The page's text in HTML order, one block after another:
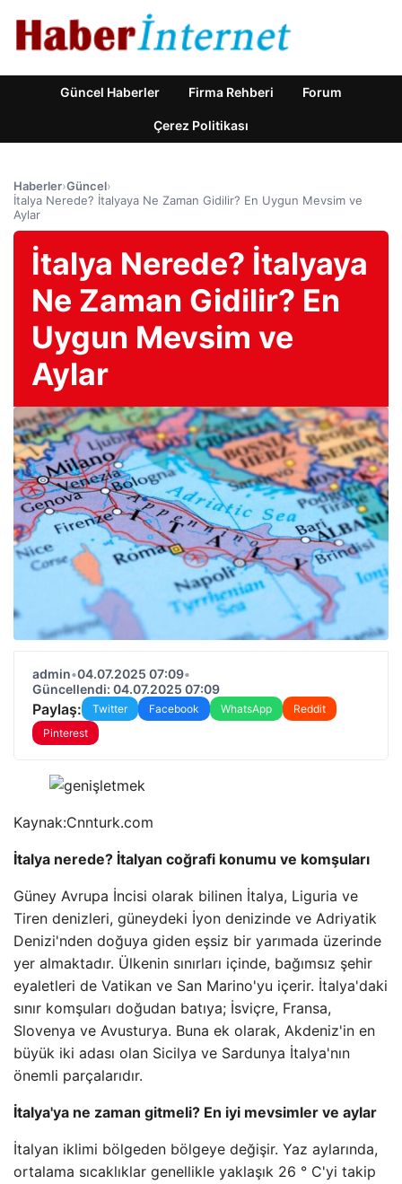
Güncel Haberler Firma Rehberi Forum
Çerez Politikası
Haberler›Güncel›
İtalya Nerede? İtalyaya Ne Zaman Gidilir? En Uygun Mevsim ve
Aylar
İtalya Nerede? İtalyaya
Ne Zaman Gidilir? En
Uygun Mevsim ve
Aylar
admin•04.07.2025 07:09•
Güncellendi: 04.07.2025 07:09
Paylaş: Twitter Facebook WhatsApp
Reddit
Pinterest
Kaynak:Cnnturk.com
İtalya nerede? İtalyan coğrafi konumu ve komşuları
Güney Avrupa İncisi olarak bilinen İtalya, Liguria ve
Tiren denizleri, güneydeki İyon denizinde ve Adriyatik
Denizi'nden doğuya giden eşsiz bir yarımada üzerinde
yer almaktadır. Ülkenin sınırları içinde, bağımsız şehir
eyaletleri de Vatikan ve San Marino'yu içerir. İtalya'daki
sınır komşuları doğudan batıya; İsviçre, Fransa,
Slovenya ve Avusturya. Buna ek olarak, Akdeniz'in en
büyük iki adası olan Sicilya ve Sardunya İtalya'nın
önemli parçalarıdır.
İtalya'ya ne zaman gitmeli? En iyi mevsimler ve aylar
İtalyan iklimi bölgeden bölgeye değişir. Yaz aylarında,
ortalama sıcaklıklar genellikle yaklaşık 26 ° C'yi takip